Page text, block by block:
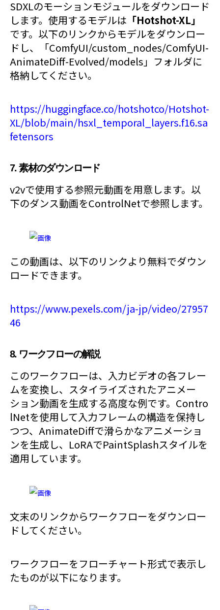
SDXLのモーションモジュールをダウンロード
します。使用するモデルは 「Hotshot-XL」
です。以下のリンクからモデルをダウンロー
ドし、「ComfyUI/custom_nodes/ComfyUI-
AnimateDiff-Evolved/models」フォルダに
格納してください。
https://huggingface.co/hotshotco/Hotshot-
XL/blob/main/hsxl_temporal_layers.f16.sa
fetensors
7. 素材のダウンロード
v2vで使用する参照元動画を用意します。以
下のダンス動画をControlNetで参照します。
この動画は、以下のリンクより無料でダウン
ロードできます。
https://www.pexels.com/ja-jp/video/27957
46
8. ワークフローの解説
このワークフローは、入力ビデオの各フレー
ムを変換し、スタイライズされたアニメー
ション動画を生成する高度な例です。Contro
lNetを使用して入力フレームの構造を保持し
つつ、AnimateDiffで滑らかなアニメーショ
ンを生成し、LoRAでPaintSplashスタイルを
適用しています。
文末のリンクからワークフローをダウンロー
ドしてください。
ワークフローをフローチャート形式で表示し
たものが以下になります。